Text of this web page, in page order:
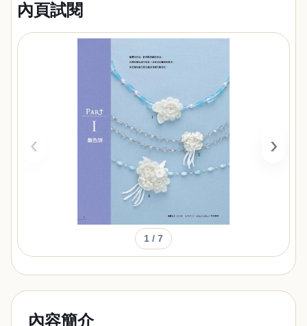
內頁試閱
‹ ›
1 / 7
內容簡介